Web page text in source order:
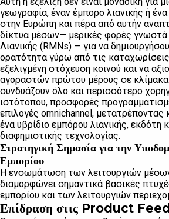
γεωγραφία, έναν έμπορο λιανικής ή
στην Ευρώπη και πέρα από αυτήν
δίκτυα μέσων— μερικές φορές
Λιανικής (RMNs) — για να
ορατότητα γύρω από τις
εξελιγμένη στόχευση κοινού και να
αγοραστών πρώτου μέρους σε
συνδυάζουν όλο και περισσότερο
ιστότοπου, προσφορές
επιλογές omnichannel,
ένα υβρίδιο εμπόρου λιανικής, εκδότη
διαφημιστικής τεχνολογίας.
Στρατηγική Σημασία για την
Εμπορίου
Η ενσωμάτωση των λειτουργιών
διαμορφώνει σημαντικά βασικές
εμπορίου και των λειτουργιών
Επίδραση στις Product